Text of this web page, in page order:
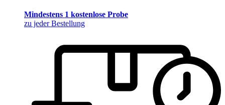
Mindestens 1 kostenlose Probe
zu jeder Bestellung